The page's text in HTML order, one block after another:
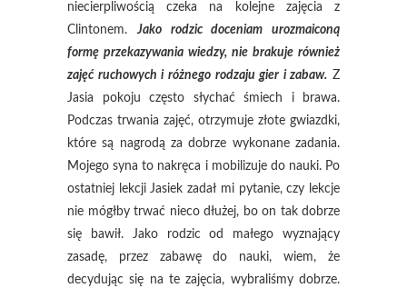
niecierpliwością czeka na kolejne zajęcia z
Clintonem.Jako rodzic doceniam urozmaiconą
formę przekazywania wiedzy, nie brakuje również
zajęć ruchowych i różnego rodzaju gier i zabaw. Z
Jasia pokoju często słychać śmiech i brawa.
Podczas trwania zajęć, otrzymuje złote gwiazdki,
które są nagrodą za dobrze wykonane zadania.
Mojego syna to nakręca i mobilizuje do nauki. Po
ostatniej lekcji Jasiek zadał mi pytanie, czy lekcje
nie mógłby trwać nieco dłużej, bo on tak dobrze
się bawił. Jako rodzic od małego wyznający
zasadę, przez zabawę do nauki, wiem, że
decydując się na te zajęcia, wybraliśmy dobrze.